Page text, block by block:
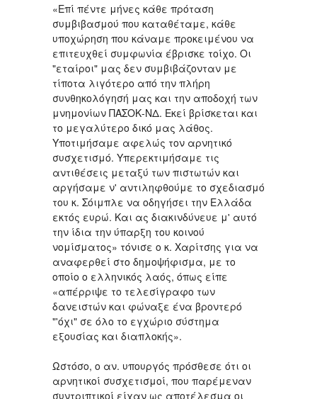
«Επί πέντε μήνες κάθε πρόταση
συμβιβασμού που καταθέταμε, κάθε
υποχώρηση που κάναμε προκειμένου να
επιτευχθεί συμφωνία έβρισκε τοίχο. Οι
"εταίροι" μας δεν συμβιβάζονταν με
τίποτα λιγότερο από την πλήρη
συνθηκολόγησή μας και την αποδοχή των
μνημονίων ΠΑΣΟΚ-ΝΔ. Εκεί βρίσκεται και
το μεγαλύτερο δικό μας λάθος.
Υποτιμήσαμε αφελώς τον αρνητικό
συσχετισμό. Υπερεκτιμήσαμε τις
αντιθέσεις μεταξύ των πιστωτών και
αργήσαμε ν' αντιληφθούμε το σχεδιασμό
του κ. Σόιμπλε να οδηγήσει την Ελλάδα
εκτός ευρώ. Και ας διακινδύνευε μ' αυτό
την ίδια την ύπαρξη του κοινού
νομίσματος» τόνισε ο κ. Χαρίτσης για να
αναφερθεί στο δημοψήφισμα, με το
οποίο ο ελληνικός λαός, όπως είπε
«απέρριψε το τελεσίγραφο των
δανειστών και φώναξε ένα βροντερό
"'όχι" σε όλο το εγχώριο σύστημα
εξουσίας και διαπλοκής».
Ωστόσο, ο αν. υπουργός πρόσθεσε ότι οι
αρνητικοί συσχετισμοί, που παρέμεναν
συντριπτικοί είχαν ως αποτέλεσμα οι